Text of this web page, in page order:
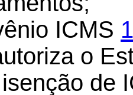
ICMS
o
de